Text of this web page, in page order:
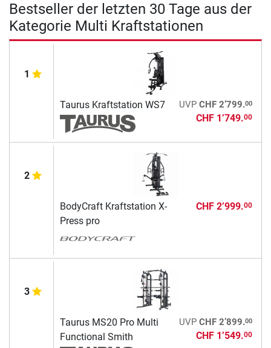
Bestseller der letzten 30 Tage aus der
Kategorie Multi Kraftstationen
1
Taurus Kraftstation WS7 UVP CHF 2’799.00
CHF 1’749.00
2
BodyCraft Kraftstation X-
Press pro
CHF 2’999.00
3
Taurus MS20 Pro Multi
Functional Smith
UVP CHF 2’899.00
CHF 1’549.00